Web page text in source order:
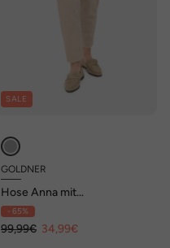
SALE
GOLDNER
Hose Anna mit
Rippenstruktur
- 65%
99,99€ 34,99€